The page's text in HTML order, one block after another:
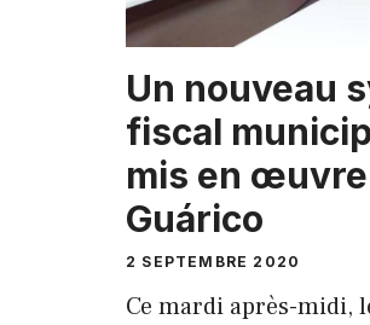
Un nouveau
fiscal
mis en œuvre
Guárico
2 SEPTEMBRE 2020
Ce mardi après-midi,